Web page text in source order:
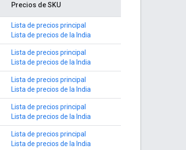
Precios de SKU
Lista de precios principal
Lista de precios de la India
Lista de precios principal
Lista de precios de la India
Lista de precios principal
Lista de precios de la India
Lista de precios principal
Lista de precios de la India
Lista de precios principal
Lista de precios de la India